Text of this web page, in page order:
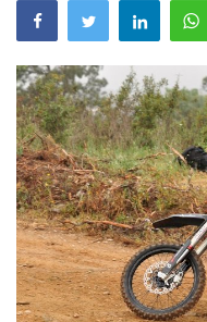
Desporto
Contactos
Sobre Nós
Educação
Estatuto Editorial
Saúde